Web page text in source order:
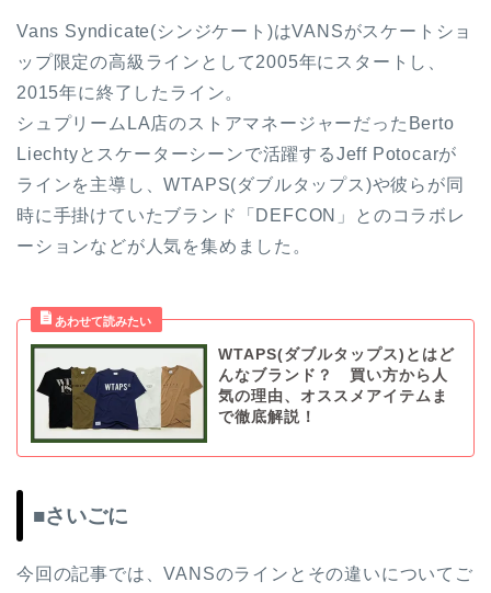
Vans Syndicate(シンジケート)はVANSがスケートショ
ップ限定の高級ラインとして2005年にスタートし、
2015年に終了したライン。
シュプリームLA店のストアマネージャーだったBerto
Liechtyとスケーターシーンで活躍するJeff Potocarが
ラインを主導し、WTAPS(ダブルタップス)や彼らが同
時に手掛けていたブランド「DEFCON」とのコラボレ
ーションなどが人気を集めました。
WTAPS(ダブルタップス)とはど
んなブランド？ 買い方から人
気の理由、オススメアイテムま
で徹底解説！
■さいごに
今回の記事では、VANSのラインとその違いについてご